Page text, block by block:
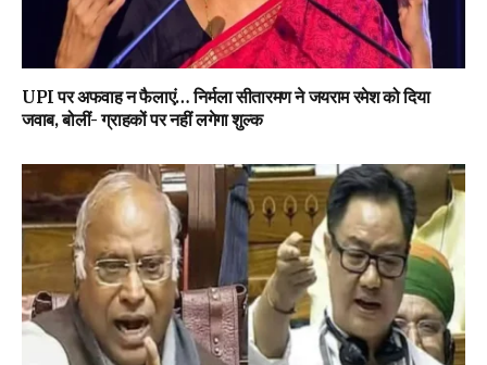
UPI पर अफवाह न फैलाएं… निर्मला सीतारमण ने जयराम रमेश को दिया
जवाब, बोलीं- ग्राहकों पर नहीं लगेगा शुल्क